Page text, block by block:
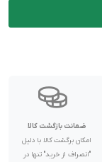
ضمانت بازگشت کالا
امکان برگشت کالا با دلیل
"انصراف از خرید" تنها در